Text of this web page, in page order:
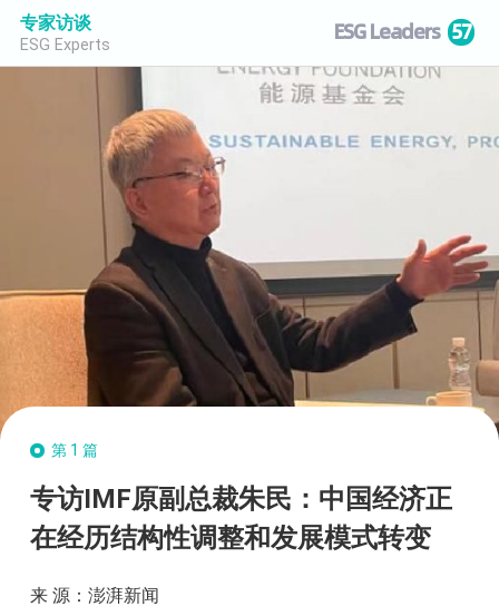
专家访谈
ESG Experts ESG Leaders 57
第1篇
专访IMF原副总裁朱民：中国经济正
在经历结构性调整和发展模式转变
来 源：澎湃新闻